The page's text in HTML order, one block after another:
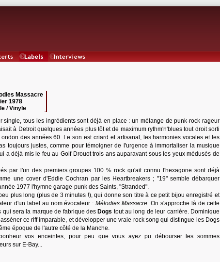
Massacre
1978
/ Vinyle
single, tous les ingrédients sont déjà en place : un mélange de punk-rock rageur
à Detroit quelques années plus tôt et de maximum rythm'n'blues tout droit sorti
des années 60. Le son est criard et artisanal, les harmonies vocales et les
toujours justes, comme pour témoigner de l'urgence à immortaliser la musique
a déjà mis le feu au Golf Drouot trois ans auparavant sous les yeux médusés de
par l'un des premiers groupes 100 % rock qu'ait connu l'hexagone sont déjà
une cover d'Eddie Cochran par les Heartbreakers ; "19" semble débarquer
1977 l'hymne garage-punk des Saints, "Stranded".
plus long (plus de 3 minutes !), qui donne son titre à ce petit bijou enregistré et
d'un label au nom évocateur :Mélodies Massacre. On s'approche là de cette
qui sera la marque de fabrique des Dogs tout au long de leur carrière. Dominique
ce riff imparable, et développer une vraie rock song qui distingue les Dogs
époque de l'autre côté de la Manche.
vos enceintes, pour peu que vous ayez pu débourser les sommes
sur E-Bay...